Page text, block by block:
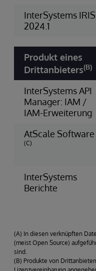
InterSystems IRIS
2024.1
Produkt eines
Drittanbieters(B)
InterSystems API
Manager: IAM /
IAM-Erweiterung
AtScale Software
(C)
InterSystems
Berichte
(A) In diesen verknüpften
(meist Open Source)
sind.
(B) Produkte von